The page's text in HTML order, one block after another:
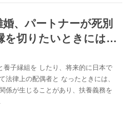
、パートナーが死別
を切りたいときには…
養子縁組を したり、将来的に日本で
法律上の配偶者と なったときには、
係が生じることがあり、扶養義務を